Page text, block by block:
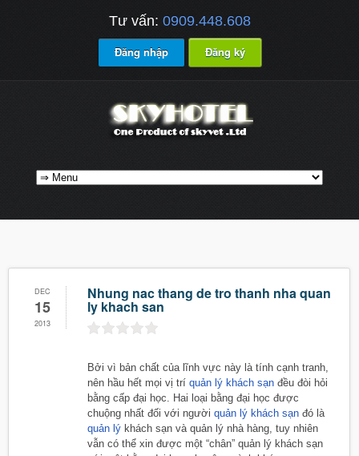
Tư vấn: 0909.448.608
Đăng nhập Đăng ký
DEC
15
2013
Nhung nac thang de tro thanh nha quan
ly khach san
Bởi vì bản chất của lĩnh vực này là tính cạnh tranh,
nên hầu hết mọi vị trí quản lý khách sạn đều đòi hỏi
bằng cấp đại học. Hai loại bằng đại học được
chuộng nhất đối với người quản lý khách sạn đó là
quản lý khách sạn và quản lý nhà hàng, tuy nhiên
vẫn có thể xin được một “chân” quản lý khách sạn